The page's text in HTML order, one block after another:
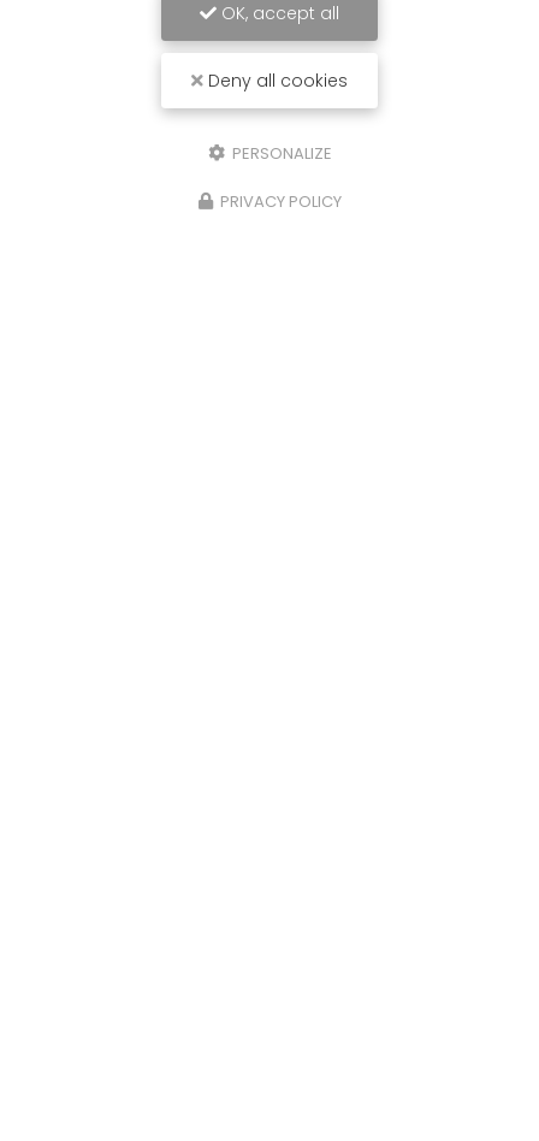
OK, accept all
Deny all cookies
PERSONALIZE
PRIVACY POLICY